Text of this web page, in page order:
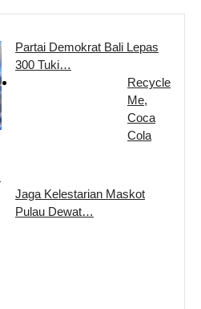
Partai Demokrat Bali Lepas
300 Tuki…
Recycle
Me,
Coca
Cola
Jaga Kelestarian Maskot
Pulau Dewat…